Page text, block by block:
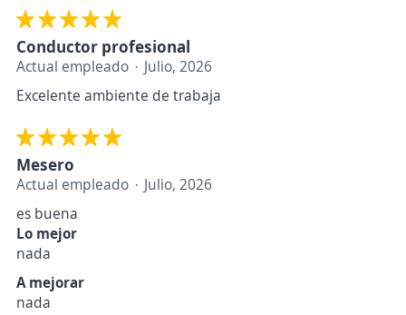
Conductor profesional
Actual empleado
Julio, 2026
Excelente ambiente de trabaja
Mesero
Actual empleado
Julio, 2026
es buena
Lo mejor
nada
A mejorar
nada